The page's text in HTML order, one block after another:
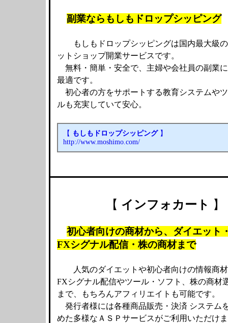
副業ならもしもドロップシッピング
もしもドロップシッピングは国内最大級
ットショップ開業サービスです。
無料・簡単・安全で、主婦や会社員の副業
最適です。
初心者の方をサポートする教育システムや
ルも充実していて安心。
【 もしもドロップシッピング】
http://www.moshimo.com/
【 インフォカート 】
初心者向けの商材から、ダイエット
FXシグナル配信・株の商材まで
人気のダイエットや初心者向けの情報商
FXシグナル配信やツール・ソフト、株の商材
まで、もちろんアフィリエイトも可能です。
発行者様には各種商品販売・決済 システム
めた多様なＡＳＰサービスがご利用いただけま